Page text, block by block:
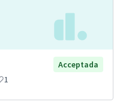
Acceptada
1